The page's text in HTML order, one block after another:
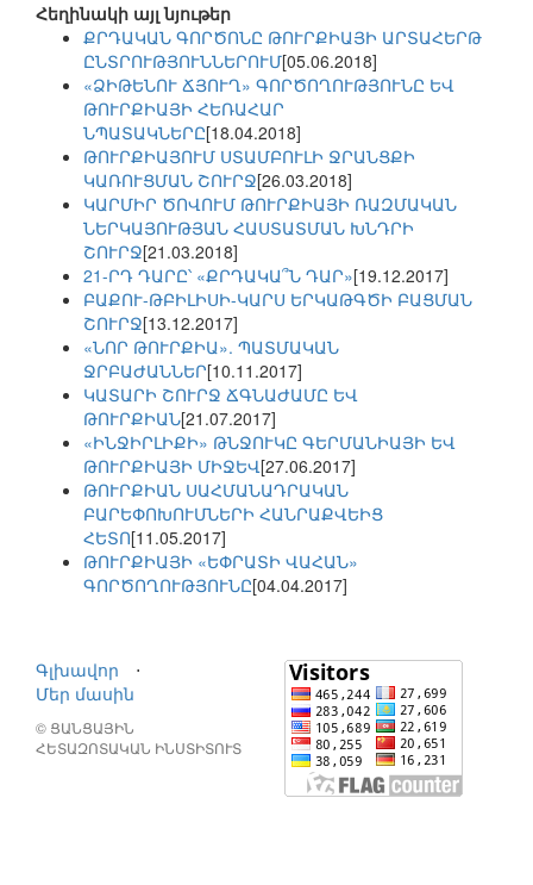
Հեղինակի այլ նյութեր
ՔՐԴԱԿԱՆ ԳՈՐԾՈՆԸ ԹՈՒՐՔԻԱՅԻ ԱՐՏԱՀԵՐԹ
ԸՆՏՐՈՒԹՅՈՒՆՆԵՐՈՒՄ[05.06.2018]
«ՁԻԹԵՆՈՒ ՃՅՈՒՂ» ԳՈՐԾՈՂՈՒԹՅՈՒՆԸ ԵՎ
ԹՈՒՐՔԻԱՅԻ ՀԵՌԱՀԱՐ
ՆՊԱՏԱԿՆԵՐԸ[18.04.2018]
ԹՈՒՐՔԻԱՅՈՒՄ ՍՏԱՄԲՈՒԼԻ ՋՐԱՆՑՔԻ
ԿԱՌՈՒՑՄԱՆ ՇՈՒՐՋ[26.03.2018]
ԿԱՐՄԻՐ ԾՈՎՈՒՄ ԹՈՒՐՔԻԱՅԻ ՌԱԶՄԱԿԱՆ
ՆԵՐԿԱՅՈՒԹՅԱՆ ՀԱՍՏԱՏՄԱՆ ԽՆԴՐԻ
ՇՈՒՐՋ[21.03.2018]
21-ՐԴ ԴԱՐԸ՝ «ՔՐԴԱԿԱ՞Ն ԴԱՐ»[19.12.2017]
ԲԱՔՈՒ-ԹԲԻԼԻՍԻ-ԿԱՐՍ ԵՐԿԱԹԳԾԻ ԲԱՑՄԱՆ
ՇՈՒՐՋ[13.12.2017]
«ՆՈՐ ԹՈՒՐՔԻԱ». ՊԱՏՄԱԿԱՆ
ՋՐԲԱԺԱՆՆԵՐ[10.11.2017]
ԿԱՏԱՐԻ ՇՈՒՐՋ ՃԳՆԱԺԱՄԸ ԵՎ
ԹՈՒՐՔԻԱՆ[21.07.2017]
«ԻՆՋԻՐԼԻՔԻ» ԹՆՋՈՒԿԸ ԳԵՐՄԱՆԻԱՅԻ ԵՎ
ԹՈՒՐՔԻԱՅԻ ՄԻՋԵՎ[27.06.2017]
ԹՈՒՐՔԻԱՆ ՍԱՀՄԱՆԱԴՐԱԿԱՆ
ԲԱՐԵՓՈԽՈՒՄՆԵՐԻ ՀԱՆՐԱՔՎԵԻՑ
ՀԵՏՈ[11.05.2017]
ԹՈՒՐՔԻԱՅԻ «ԵՓՐԱՏԻ ՎԱՀԱՆ»
ԳՈՐԾՈՂՈՒԹՅՈՒՆԸ[04.04.2017]
Գլխավոր
⋅
Մեր մասին
© ՑԱՆՑԱՅԻՆ
ՀԵՏԱԶՈՏԱԿԱՆ ԻՆՍՏԻՏՈՒՏ